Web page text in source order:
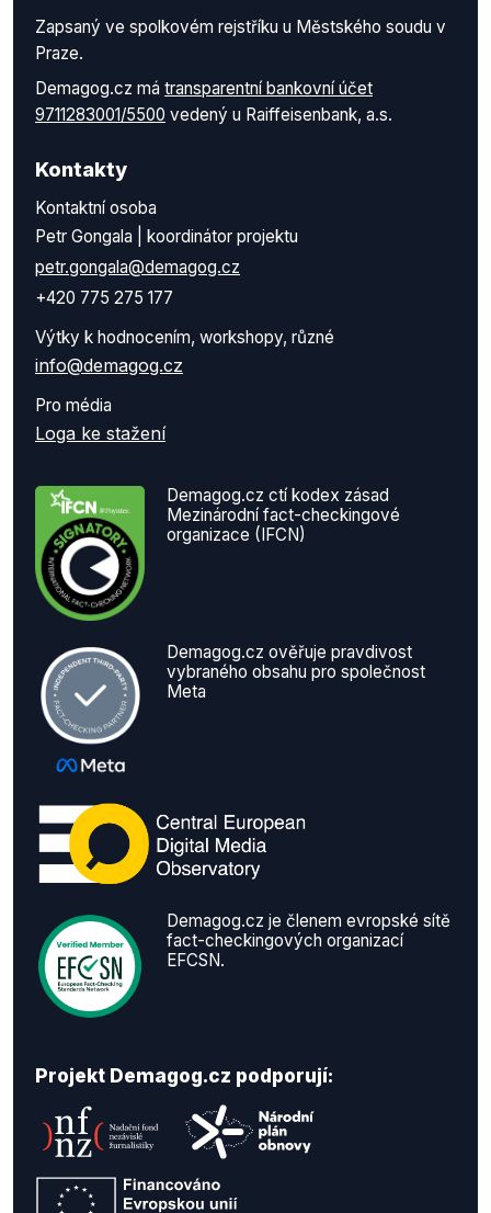
Zapsaný ve spolkovém rejstříku u Městského soudu v
Praze.
Demagog.cz má transparentní bankovní účet
9711283001/5500 vedený u Raiffeisenbank, a.s.
Kontakty
Kontaktní osoba
Petr Gongala | koordinátor projektu
petr.gongala@demagog.cz
+420 775 275 177
Výtky k hodnocením, workshopy, různé
info@demagog.cz
Pro média
Loga ke stažení
Demagog.cz ctí kodex zásad
Mezinárodní fact-checkingové
organizace (IFCN)
Demagog.cz ověřuje pravdivost
vybraného obsahu pro společnost
Meta
Demagog.cz je členem evropské sítě
fact-checkingových organizací
EFCSN.
Projekt Demagog.cz podporují: